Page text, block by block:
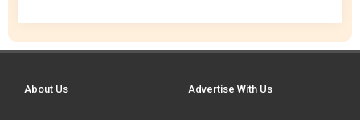
About Us Advertise With Us